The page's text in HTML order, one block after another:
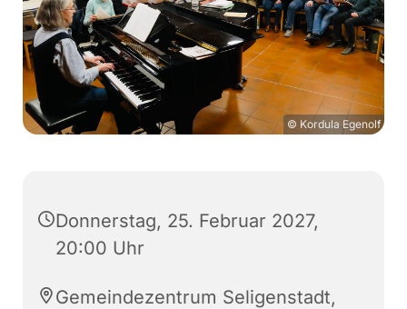
© Kordula Egenolf
Donnerstag, 25. Februar 2027,
20:00 Uhr
Gemeindezentrum Seligenstadt,